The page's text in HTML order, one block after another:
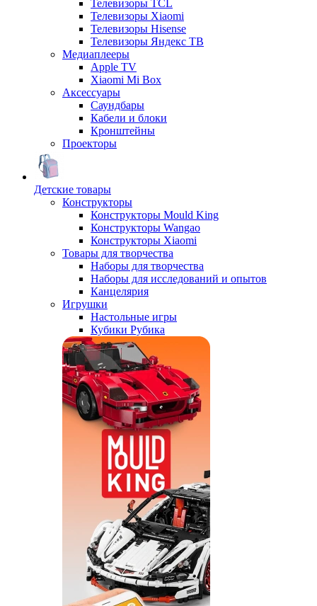
Телевизоры TCL
Телевизоры Xiaomi
Телевизоры Hisense
Телевизоры Яндекс ТВ
Медиаплееры
Apple TV
Xiaomi Mi Box
Аксессуары
Саундбары
Кабели и блоки
Кронштейны
Проекторы
Детские товары
Конструкторы
Конструкторы Mould King
Конструкторы Wangao
Конструкторы Xiaomi
Товары для творчества
Наборы для творчества
Наборы для исследований и опытов
Канцелярия
Игрушки
Настольные игры
Кубики Рубика